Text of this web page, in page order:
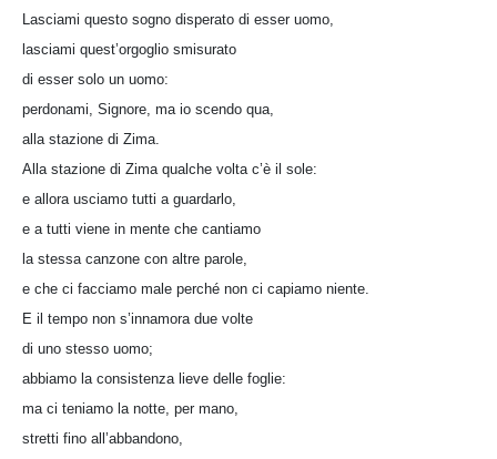
Lasciami questo sogno disperato di esser uomo,
lasciami quest’orgoglio smisurato
di esser solo un uomo:
perdonami, Signore, ma io scendo qua,
alla stazione di Zima.
Alla stazione di Zima qualche volta c’è il sole:
e allora usciamo tutti a guardarlo,
e a tutti viene in mente che cantiamo
la stessa canzone con altre parole,
e che ci facciamo male perché non ci capiamo niente.
E il tempo non s’innamora due volte
di uno stesso uomo;
abbiamo la consistenza lieve delle foglie:
ma ci teniamo la notte, per mano,
stretti fino all’abbandono,